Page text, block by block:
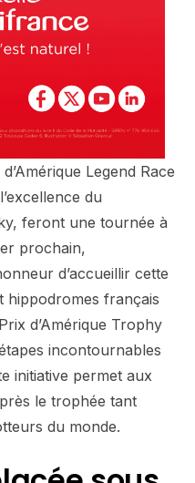
Legend Race
du
feront une tournée à
prochain,
d’accueillir cette
hippodromes français
d’Amérique Trophy
incontournables
initiative permet aux
le trophée tant
du monde.